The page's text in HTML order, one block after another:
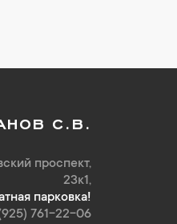
С.В.
проспект,
23к1,
парковка!
761-22-06